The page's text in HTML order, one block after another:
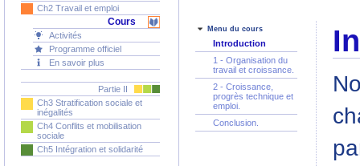
Ch2 Travail et emploi
Cours
Activités
Programme officiel
En savoir plus
Partie II
Ch3 Stratification sociale et
inégalités
Ch4 Conflits et mobilisation
sociale
Ch5 Intégration et solidarité
Menu du cours
Introduction
1 - Organisation du
travail et croissance.
2 - Croissance,
progrès technique et
emploi.
Conclusion.